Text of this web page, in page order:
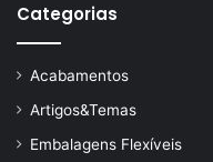
Categorias
Acabamentos
Artigos&Temas
Embalagens Flexíveis